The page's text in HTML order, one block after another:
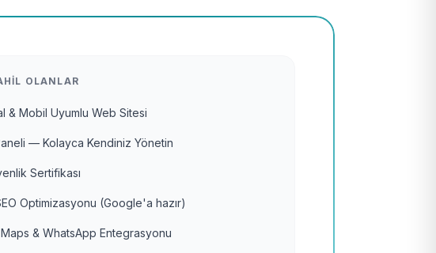
OLANLAR
& Mobil Uyumlu Web Sitesi
— Kolayca Kendiniz Yönetin
Sertifikası
Optimizasyonu (Google'a hazır)
& WhatsApp Entegrasyonu